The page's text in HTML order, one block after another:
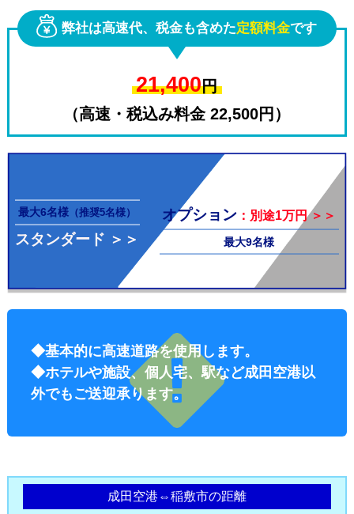
その他料
金
弊社は高速代、税金も含めた定額料金です
21,400円
（高速・税込み料金 22,500円）
スタンダード ＞＞
最大6名様 （推奨5名様） オプション ：別途1万円 ＞＞
最大9名様
◆基本的に高速道路を使用します。
◆ホテルや施設、個人宅、駅など成田空港以
外でもご送迎承ります。
成田空港⇔稲敷市の距離